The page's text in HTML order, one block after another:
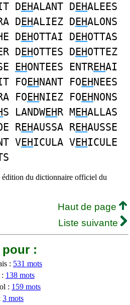
DEHALANT DEHALEES
DEHALIEZ DEHALONS
DEHOTTAI DEHOTTAS
DEHOTTES DEHOTTEZ
EHONTEES ENTREHAI
FOEHNANT FOEHNEES
FOEHNIEZ FOEHNONS
S LANDWEHR MEHALLAS
REHAUSSA REHAUSSE
VEHICULA VEHICULE
du dictionnaire officiel du
Haut de page
Liste suivante
pour :
: 531 mots
138 mots
: 159 mots
3 mots